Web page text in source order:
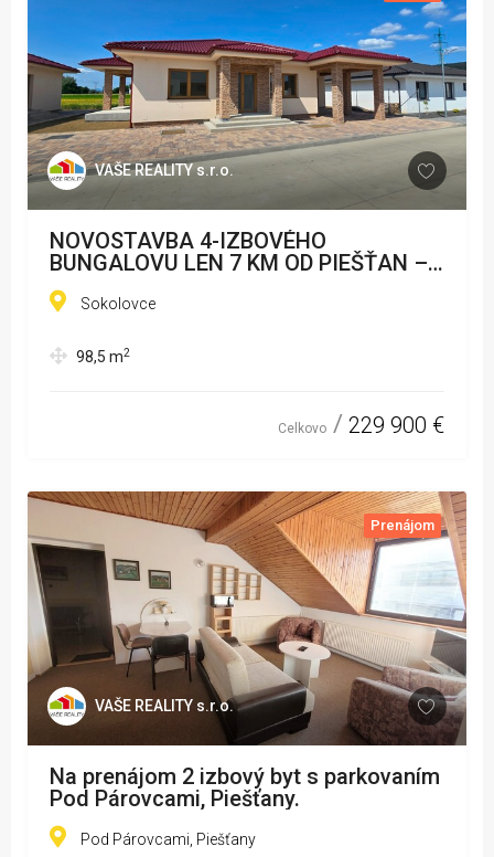
VAŠE REALITY s.r.o.
NOVOSTAVBA 4-IZBOVÉHO
BUNGALOVU LEN 7 KM OD PIEŠŤAN –
SOKOLOVCE
Sokolovce
98,5 m2
Celkovo 229 900 €
Prenájom
VAŠE REALITY s.r.o.
Na prenájom 2 izbový byt s parkovaním
Pod Párovcami, Piešťany.
Pod Párovcami, Piešťany